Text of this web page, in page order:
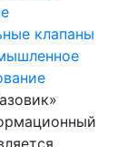
клапаны